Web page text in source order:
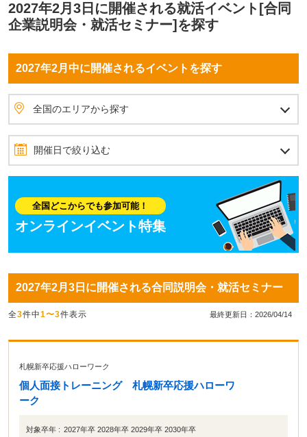
2027年2月3日に開催される就活イベント[合同
企業説明会・就活セミナー]を探す
2027年2月中に開催されるイベントを探す
全国のエリアから探す
全国のエリアから探す
北海道・東北
北海道
青森県
岩手県
秋田県
宮城県
山形県
福島県
北関東
茨城県
栃木県
群馬県
首都圏
埼玉県
東京都
神奈川県
千葉県
甲信越
山梨県
長野県
新潟県
北陸
石川県
富山県
福井県
東海
愛知県
静岡県
岐阜県
三重県
関西
大阪府
兵庫県
京都府
滋賀県
奈良県
和歌山県
四国
愛媛県
香川県
高知県
徳島県
中国
岡山県
広島県
島根県
鳥取県
山口県
九州・沖縄
福岡県
佐賀県
長崎県
熊本県
大分県
宮崎県
鹿児島県
沖縄県
開催日で絞り込む
2027年2月 3月
月 火 金 土
1 2 3 5 6
12 13
21 22 23 24 25 26
28
全国どこからでも参加可能！
オンラインイベント特集
2027年2月3日に開催される合同説明会・就活セミナー
全3件中1〜3件表示 最終更新日：2026/04/14
札幌新卒応援ハローワーク
個人面接トレーニング 札幌新卒応援ハローワ
ーク
対象卒年 : 2027年卒 2028年卒 2029年卒 2030年卒